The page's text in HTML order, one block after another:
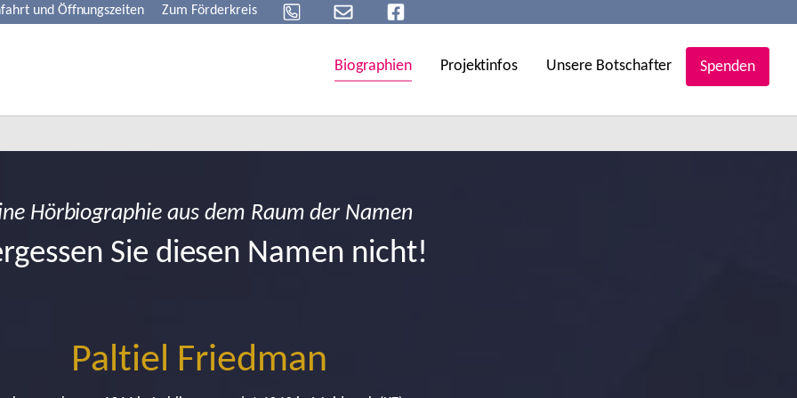
und Öffnungszeiten Zum Förderkreis
Biographien Projektinfos Unsere Botschafter Spenden
Hörbiographie aus dem Raum der Namen
Sie diesen Namen nicht!
Paltiel Friedman